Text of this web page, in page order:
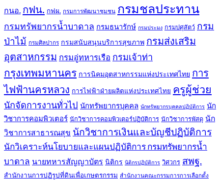
กนอ. กฟน. กฟผ. กรมการพัฒนาชุมชน กรมชลประทาน
กรมทรัพยากรน้ำบาดาล กรมธนารักษ์ กรมประมง กรมปศุสัตว์ กรม
ป่าไม้ กรมศิลปากร กรมสนับสนุนบริการสุขภาพ กรมส่งเสริม
อุตสาหกรรม กรมอู่ทหารเรือ กรมเจ้าท่า
กรุงเทพมหานคร การนิคมอุตสาหกรรมแห่งประเทศไทย การ
ไฟฟ้านครหลวง การไฟฟ้าฝ่ายผลิตแห่งประเทศไทย ครูผู้ช่วย
นักจัดการงานทั่วไป นักทรัพยากรบุคคล นักทรัพยากรบุคคลปฏิบัติการ นัก
วิชาการคอมพิวเตอร์ นักวิชาการคอมพิวเตอร์ปฏิบัติการ นักวิชาการพัสดุ นัก
วิชาการสาธารณสุข นักวิชาการเงินและบัญชีปฏิบัติการ
นักวิเคราะห์นโยบายและแผนปฏิบัติการ กรมทรัพยากรน้ำ
บาดาล นายทหารสัญญาบัตร นิติกร นิติกรปฏิบัติการ วิศวกร สพฐ.
สำนักงานการปฏิรูปที่ดินเพื่อเกษตรกรรม สำนักงานคณะกรรมการการเลือกตั้ง